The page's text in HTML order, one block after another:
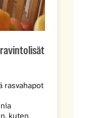
rasvahapot
kuten